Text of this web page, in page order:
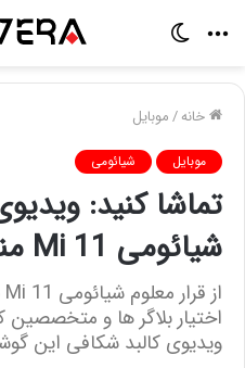
منو
خانه/موبایل
موبایل شیائومی
تماشا کنید:
شیائومی Mi 11 منتشر شد
اختیار بلاگر ها و متخصصین
ویدیوی کالبد شکافی این